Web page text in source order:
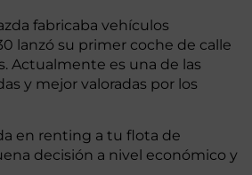
fabricaba vehículos
lanzó su primer coche de calle
Actualmente es una de las
y mejor valoradas por los
en renting a tu flota de
decisión a nivel económico y